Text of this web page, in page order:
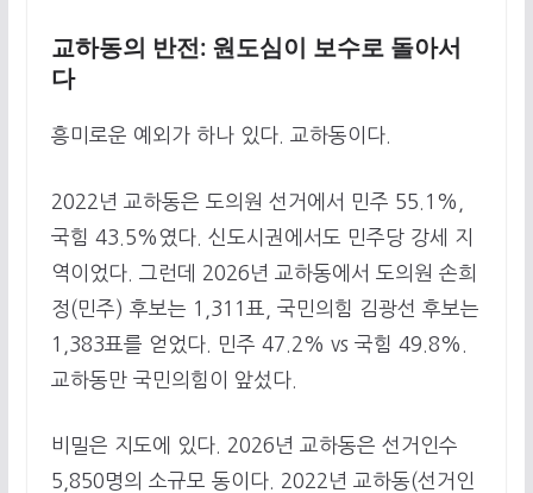
교하동의 반전: 원도심이 보수로 돌아서
다
흥미로운 예외가 하나 있다. 교하동이다.
2022년 교하동은 도의원 선거에서 민주 55.1%,
국힘 43.5%였다. 신도시권에서도 민주당 강세 지
역이었다. 그런데 2026년 교하동에서 도의원 손희
정(민주) 후보는 1,311표, 국민의힘 김광선 후보는
1,383표를 얻었다. 민주 47.2% vs 국힘 49.8%.
교하동만 국민의힘이 앞섰다.
비밀은 지도에 있다. 2026년 교하동은 선거인수
5,850명의 소규모 동이다. 2022년 교하동(선거인